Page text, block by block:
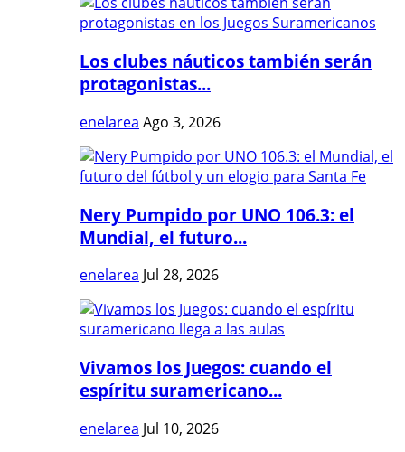
Los clubes náuticos también serán
protagonistas...
enelarea Ago 3, 2026
Nery Pumpido por UNO 106.3: el
Mundial, el futuro...
enelarea Jul 28, 2026
Vivamos los Juegos: cuando el
espíritu suramericano...
enelarea Jul 10, 2026